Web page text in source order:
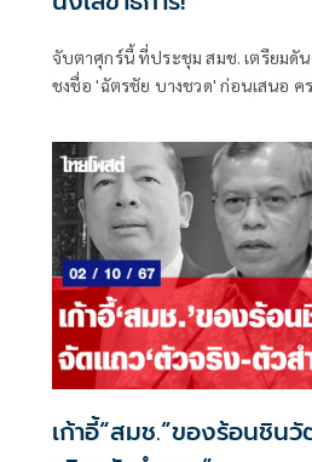
จับตาศุกร์นี้​ ที่ประชุม สมช.​ เตรียมดัน
ชงชื่อ 'ฉัตรชัย​ บางชวด' ก่อนเสนอ
เก้าอี้“สมช.”ของร้อนชิน